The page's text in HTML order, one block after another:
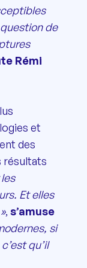
de
Rémi
et
des
résultats
Et elles
, s’amuse
si
qu’il